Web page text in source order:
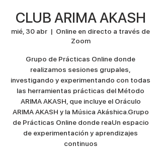
CLUB ARIMA AKASH
mié, 30 abr
  |
Online en directo a través de
Zoom
Grupo de Prácticas Online donde
realizamos sesiones grupales,
investigando y experimentando con todas
las herramientas prácticas del Método
ARIMA AKASH, que incluye el Oráculo
ARIMA AKASH y la Música Akáshica.Grupo
de Prácticas Online donde reaUn espacio
de experimentación y aprendizajes
continuos